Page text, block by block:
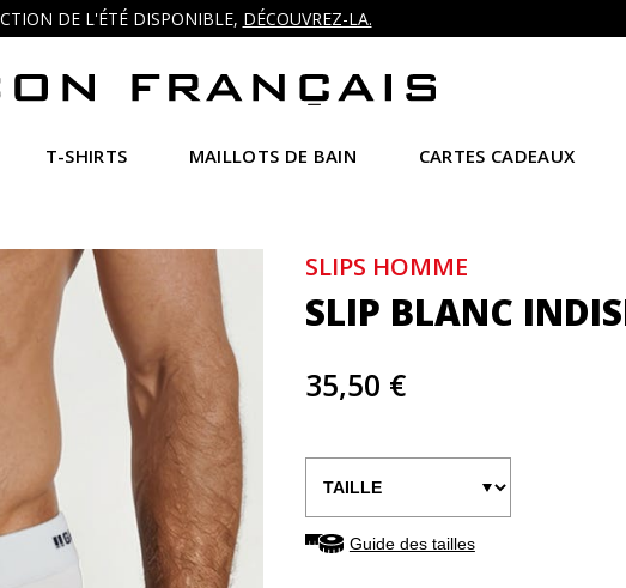
DE L'ÉTÉ DISPONIBLE, DÉCOUVREZ-LA.
T-SHIRTS MAILLOTS DE BAIN CARTES CADEAUX
SLIPS HOMME
SLIP BLANC
35,50 €
Guide des tailles